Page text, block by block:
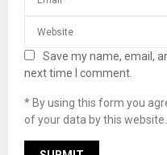
Save my name, email,
next time I comment.
* By using this form you
of your data by this website.